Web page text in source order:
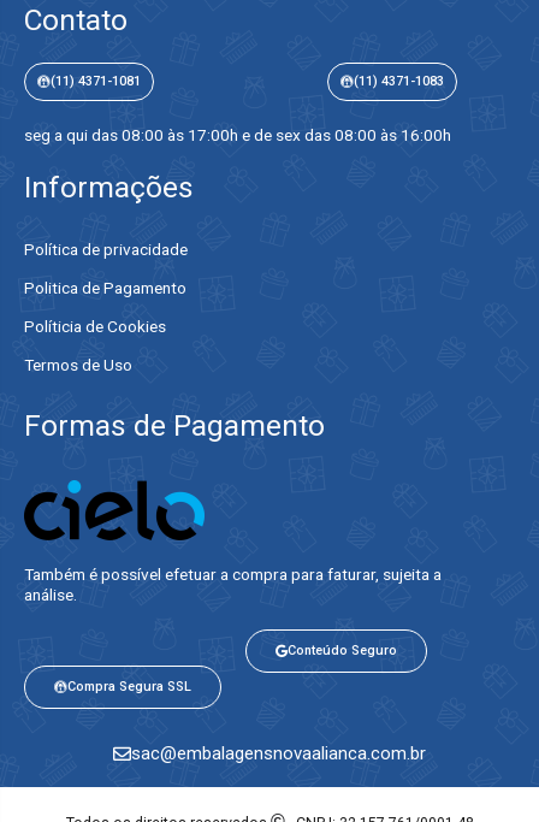
Contato
(11) 4371-1081 (11) 4371-1083
seg a qui das 08:00 às 17:00h e de sex das 08:00 às 16:00h
Informações
Política de privacidade
Politica de Pagamento
Políticia de Cookies
Termos de Uso
Formas de Pagamento
Também é possível efetuar a compra para faturar, sujeita a
análise.​
Compra Segura SSL
Conteúdo Seguro
sac@embalagensnovaalianca.com.br